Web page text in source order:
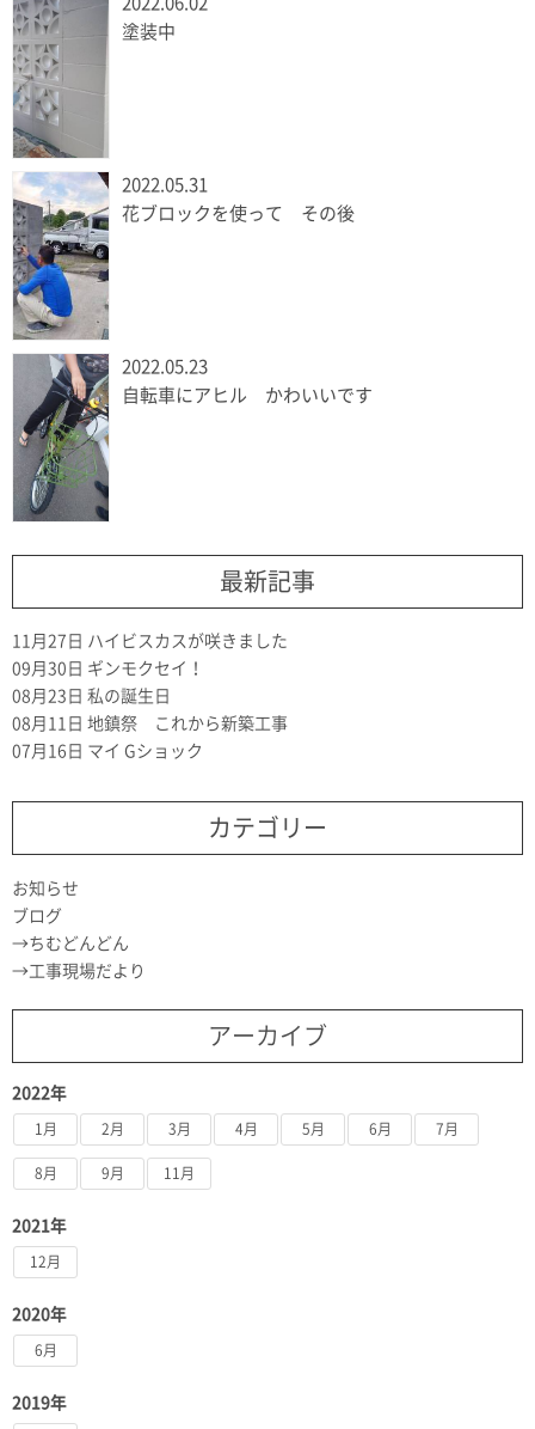
塗装中
2022.05.31
花ブロックを使って その後
2022.05.23
自転車にアヒル かわいいです
最新記事
11月27日 ハイビスカスが咲きました
09月30日 ギンモクセイ！
08月23日 私の誕生日
08月11日 地鎮祭 これから新築工事
07月16日 マイ Gショック
カテゴリー
お知らせ
ブログ
ちむどんどん
工事現場だより
アーカイブ
2022年
1月 2月 3月 4月 5月 6月 7月
8月 9月 11月
2021年
12月
2020年
6月
2019年